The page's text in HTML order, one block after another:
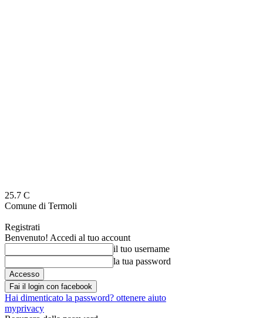
25.7 C
Comune di Termoli
Registrati
Benvenuto! Accedi al tuo account
il tuo username
la tua password
Fai il login con facebook
Hai dimenticato la password? ottenere aiuto
myprivacy